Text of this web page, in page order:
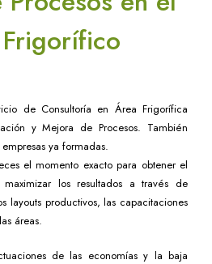
de Consultoría en Área Frigorífica
y Mejora de Procesos. También
ya formadas.
el momento exacto para obtener el
los resultados a través de
layouts productivos, las capacitaciones
áreas.
de las economías y la baja